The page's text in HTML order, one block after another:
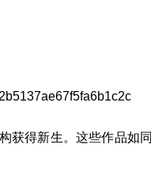
获得新生。这些作品如同